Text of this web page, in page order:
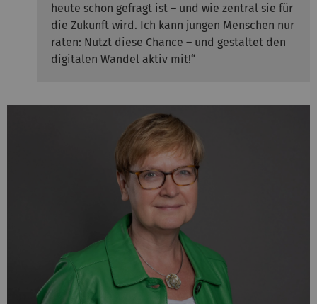
heute schon gefragt ist – und wie zentral sie für
die Zukunft wird. Ich kann jungen Menschen nur
raten: Nutzt diese Chance – und gestaltet den
digitalen Wandel aktiv mit!“